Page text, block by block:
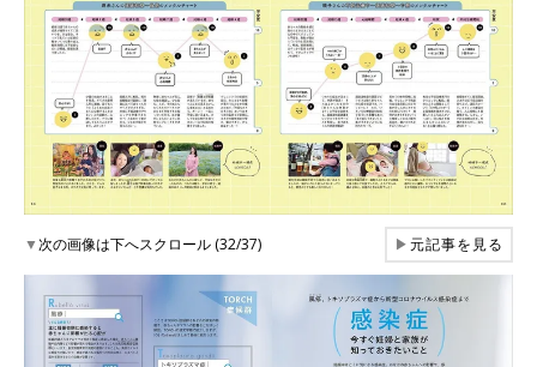
▼次の画像は下へスクロール (32/37) ▶元記事を見る